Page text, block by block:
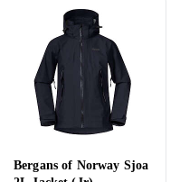
Bergans of Norway Sjoa